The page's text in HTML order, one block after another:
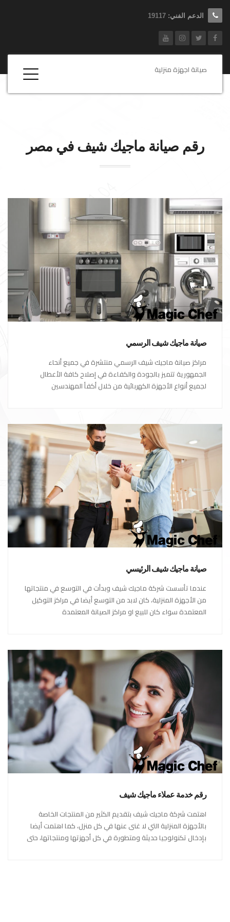
الدعم الفني: 19117
صيانة اجهزة منزلية
رقم صيانةماجيك شيف في مصر
صيانة ماجيك شيف الرسمي
مراكز صيانة ماجيك شيف الرسمي منتشرة في جميع أنحاء
الجمهورية تتميز بالجودة والكفاءة في إصلاح كافة الأعطال
لجميع أنواع الأجهزة الكهربائية من خلال أكفأ المهندسين
صيانة ماجيك شيف الرئيسي
عندما تأسست شركة ماجيك شيف وبدأت في التوسع في منتجاتها
من الأجهزة المنزلية، كان لابد من التوسع أيضا في مراكز التوكيل
المعتمدة سواء كان للبيع او مراكز الصيانة المعتمدة
رقم خدمة عملاء ماجيك شيف
اهتمت شركة ماجيك شيف بتقديم الكثير من المنتجات الخاصة
بالأجهزة المنزلية التي لا غنى عنها في كل منزل، كما اهتمت أيضا
بإدخال تكنولوجيا حديثة ومتطورة في كل أجهزتها ومنتجاتها، حتى